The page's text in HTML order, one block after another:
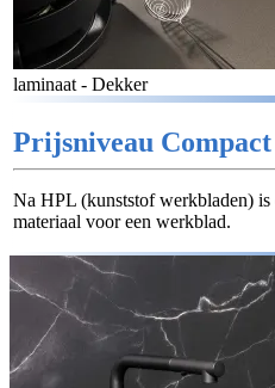
laminaat - Dekker
Prijsniveau
Na HPL (kunststof werkbladen) is
materiaal voor een werkblad.